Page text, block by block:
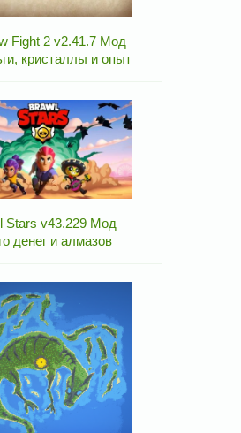
Fight 2 v2.41.7 Мод
кристаллы и опыт
Stars v43.229 Мод
денег и алмазов